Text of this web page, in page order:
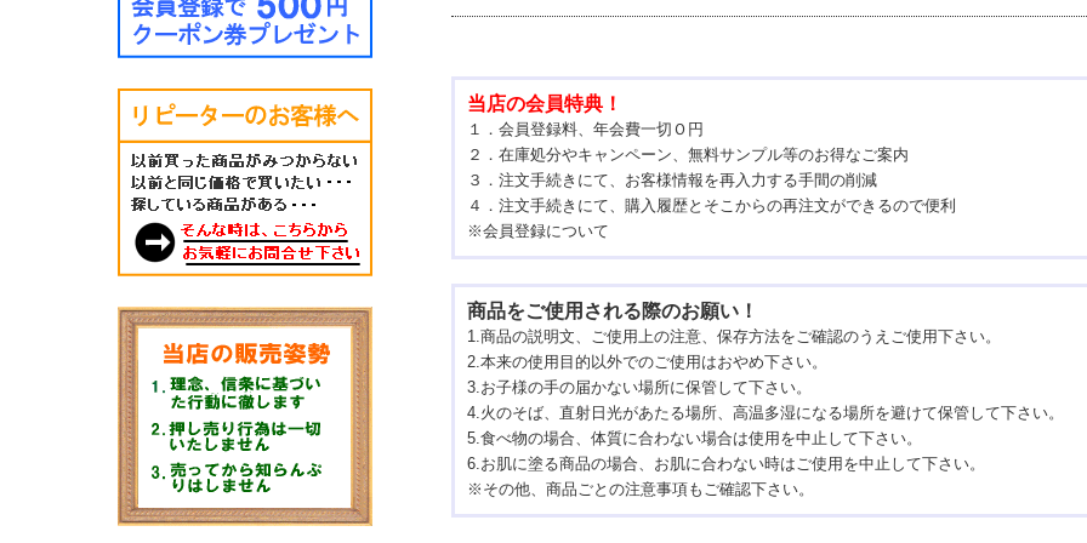
当店の会員特典！
１．会員登録料、年会費一切Ｏ円
２．在庫処分やキャンペーン、無料サンプル等のお得なご案内
３．注文手続きにて、お客様情報を再入力する手間の削減
４．注文手続きにて、購入履歴とそこからの再注文ができるので便利
※会員登録について
商品をご使用される際のお願い！
1.商品の説明文、ご使用上の注意、保存方法をご確認のうえご使用下さい。
2.本来の使用目的以外でのご使用はおやめ下さい。
3.お子様の手の届かない場所に保管して下さい。
4.火のそば、直射日光があたる場所、高温多湿になる場所を避けて保管して下さい。
5.食べ物の場合、体質に合わない場合は使用を中止して下さい。
6.お肌に塗る商品の場合、お肌に合わない時はご使用を中止して下さい。
※その他、商品ごとの注意事項もご確認下さい。